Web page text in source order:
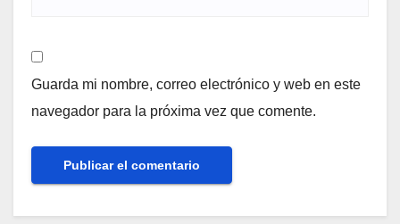
Guarda mi nombre, correo electrónico y web en este
navegador para la próxima vez que comente.